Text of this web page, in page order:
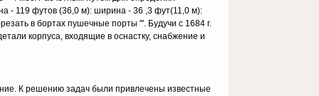
- 119 футов (36,0 м): ширина - 36 ,3 фут(11,0 м):
в бортах пушечные порты '''. Будучи с 1684 г.
корпуса, входящие в оснастку, снабжение и
К решению задач были привлечены известные